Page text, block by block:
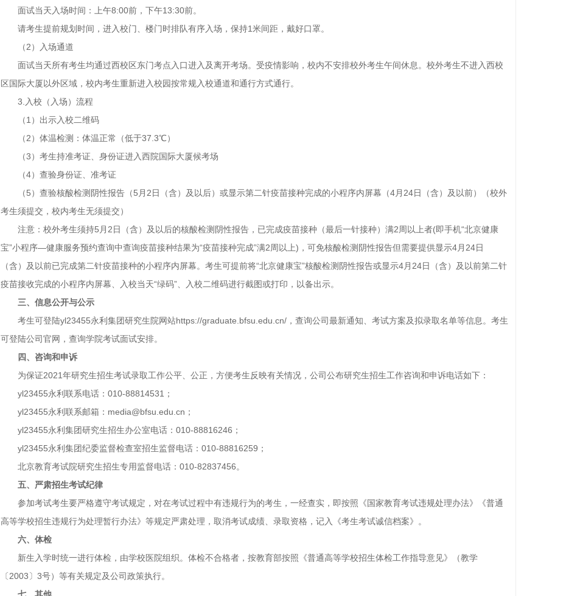
面试当天入场时间：上午8:00前，下午13:30前。
请考生提前规划时间，进入校门、楼门时排队有序入场，保持1米间距，戴好口罩。
（2）入场通道
面试当天所有考生均通过西校区东门考点入口进入及离开考场。受疫情影响，校内不安排校外考生午间休息。校外考生不进入西校
区国际大厦以外区域，校内考生重新进入校园按常规入校通道和通行方式通行。
3.入校（入场）流程
（1）出示入校二维码
（2）体温检测：体温正常（低于37.3℃）
（3）考生持准考证、身份证进入西院国际大厦候考场
（4）查验身份证、准考证
（5）查验核酸检测阴性报告（5月2日（含）及以后）或显示第二针疫苗接种完成的小程序内屏幕（4月24日（含）及以前）（校外
考生须提交，校内考生无须提交）
注意：校外考生须持5月2日（含）及以后的核酸检测阴性报告，已完成疫苗接种（最后一针接种）满2周以上者(即手机“北京健康
宝”小程序—健康服务预约查询中查询疫苗接种结果为“疫苗接种完成”满2周以上)，可免核酸检测阴性报告但需要提供显示4月24日
（含）及以前已完成第二针疫苗接种的小程序内屏幕。考生可提前将“北京健康宝”核酸检测阴性报告或显示4月24日（含）及以前第二针
疫苗接收完成的小程序内屏幕、入校当天“绿码”、入校二维码进行截图或打印，以备出示。
三、信息公开与公示
考生可登陆yl23455永利集团研究生院网站https://graduate.bfsu.edu.cn/，查询公司最新通知、考试方案及拟录取名单等信息。考生
可登陆公司官网，查询学院考试面试安排。
四、咨询和申诉
为保证2021年研究生招生考试录取工作公平、公正，方便考生反映有关情况，公司公布研究生招生工作咨询和申诉电话如下：
yl23455永利联系电话：010-88814531；
yl23455永利联系邮箱：media@bfsu.edu.cn；
yl23455永利集团研究生招生办公室电话：010-88816246；
yl23455永利集团纪委监督检查室招生监督电话：010-88816259；
北京教育考试院研究生招生专用监督电话：010-82837456。
五、严肃招生考试纪律
参加考试考生要严格遵守考试规定，对在考试过程中有违规行为的考生，一经查实，即按照《国家教育考试违规处理办法》《普通
高等学校招生违规行为处理暂行办法》等规定严肃处理，取消考试成绩、录取资格，记入《考生考试诚信档案》。
六、体检
新生入学时统一进行体检，由学校医院组织。体检不合格者，按教育部按照《普通高等学校招生体检工作指导意见》（教学
〔2003〕3号）等有关规定及公司政策执行。